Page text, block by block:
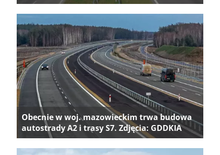
Obecnie w woj. mazowieckim trwa budowa
autostrady A2 i trasy S7. Zdjęcia: GDDKIA